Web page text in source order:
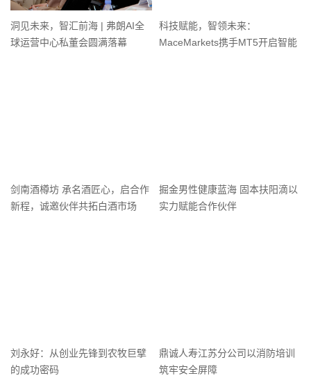
洞见未来，智汇前海 | 弗朗AI全
球运营中心私董会圆满落幕
科技赋能，智领未来：
MaceMarkets携手MT5开启智能
剑南酒樽坊 承名酒匠心，启合作
新程，诚邀伙伴共拓白酒市场
掘金男性健康蓝海 固本扶阳滴以
实力赋能合作伙伴
刘永好：从创业先锋到农牧巨擘
的成功密码
鼎诚人寿江苏分公司以消防培训
筑牢安全屏障